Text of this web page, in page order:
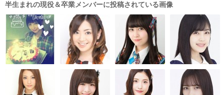
半生まれの現役＆卒業メンバーに投稿されている画像